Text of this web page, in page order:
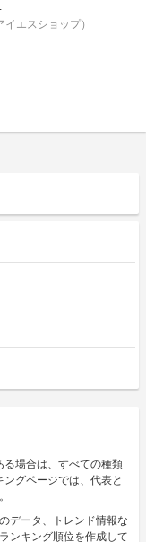
エスショップ）
る場合は、すべての種類
グページでは、代表と
データ、トレンド情報な
ンキング順位を作成して